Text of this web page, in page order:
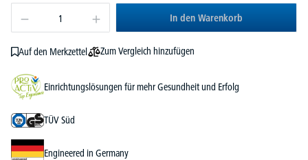
In den Warenkorb
Auf den Merkzettel Zum Vergleich hinzufügen
Einrichtungslösungen für mehr Gesundheit und Erfolg
TÜV Süd
Engineered in Germany